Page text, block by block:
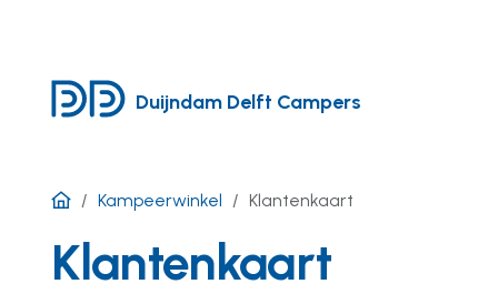
Duijndam Delft Campers
Kampeerwinkel Klantenkaart
Klantenkaart